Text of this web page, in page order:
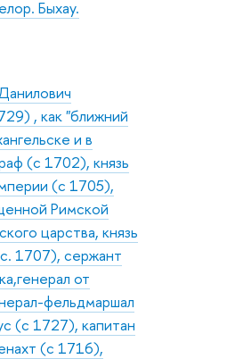
Быхау.
, как "ближний
и в
(с 1702), князь
(с 1705),
Римской
царства, князь
1707), сержант
от
фельдмаршал
(с 1727), капитан
(с 1716),